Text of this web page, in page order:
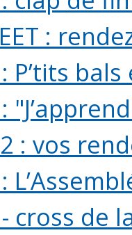
:
P’tits
: vos
:
cross de